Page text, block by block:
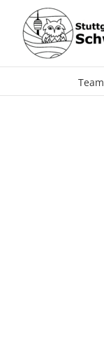
Inhalt
springen
Team